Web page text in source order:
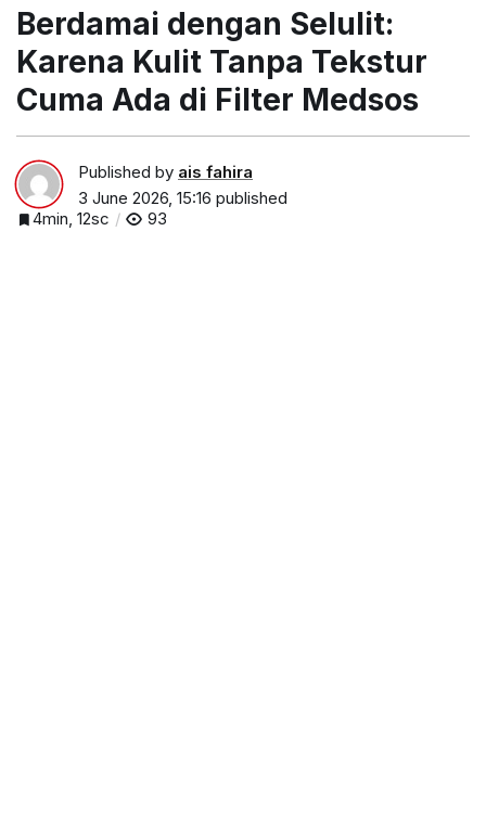
Cuma Ada di Filter Medsos
Berdamai dengan Selulit:
Karena Kulit Tanpa Tekstur
Cuma Ada di Filter Medsos
Published by ais fahira
3 June 2026, 15:16 published
4min, 12sc
93